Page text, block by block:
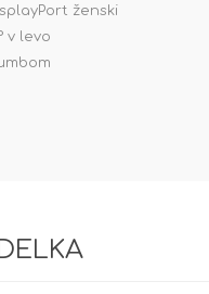
ženski
v levo